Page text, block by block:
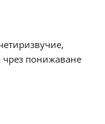
чрез понижаване